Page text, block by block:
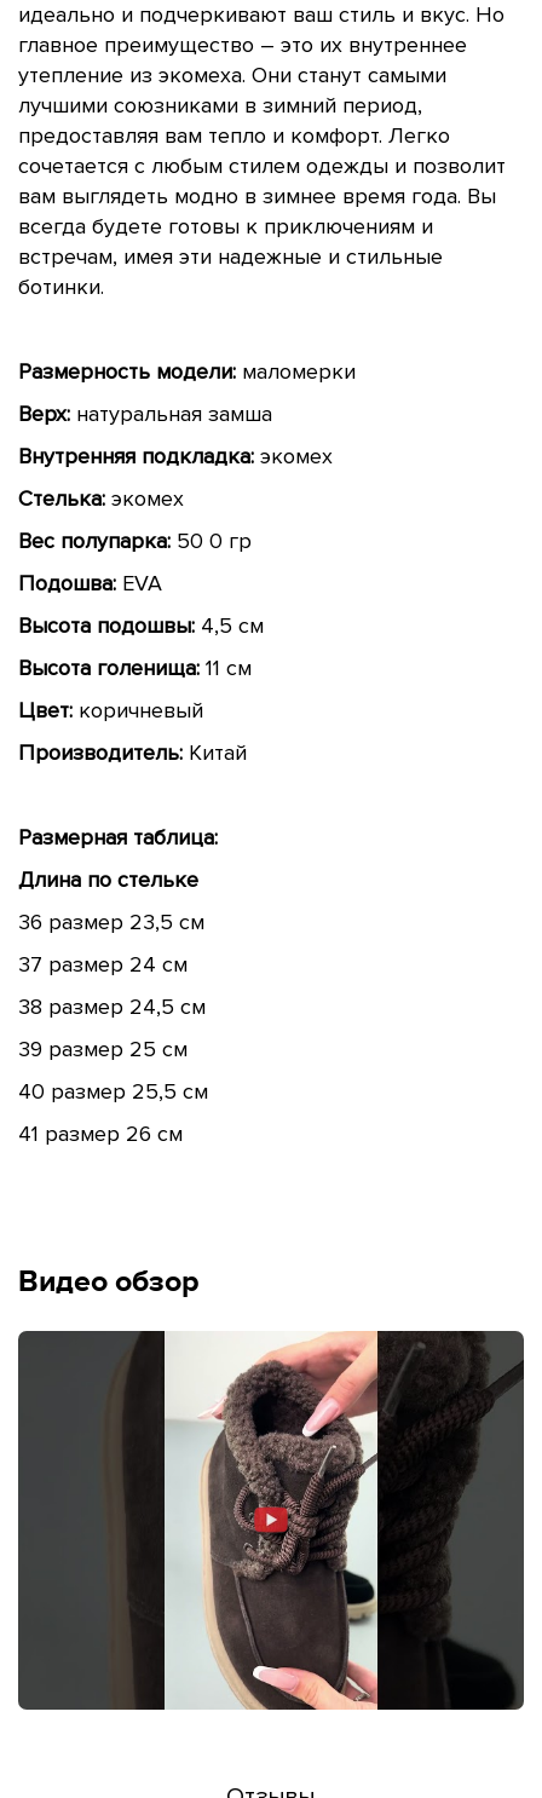
идеально и подчеркивают ваш стиль и вкус. Но
главное преимущество – это их внутреннее
утепление из экомеха. Они станут самыми
лучшими союзниками в зимний период,
предоставляя вам тепло и комфорт. Легко
сочетается с любым стилем одежды и позволит
вам выглядеть модно в зимнее время года. Вы
всегда будете готовы к приключениям и
встречам, имея эти надежные и стильные
ботинки.
Размерность модели: маломерки
Верх: натуральная замша
Внутренняя подкладка: экомех
Стелька: экомех
Вес полупарка: 50 0 гр
Подошва: EVA
Высота подошвы: 4,5 см
Высота голенища: 11 см
Цвет: коричневый
Производитель: Китай
Размерная таблица:
Длина по стельке
36 размер 23,5 см
37 размер 24 см
38 размер 24,5 см
39 размер 25 см
40 размер 25,5 см
41 размер 26 см
Видео обзор